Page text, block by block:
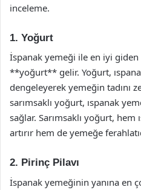
inceleme.
1. Yoğurt
İspanak yemeği ile en iyi giden
**yoğurt** gelir. Yoğurt,
dengeleyerek yemeğin tadını
sarımsaklı yoğurt, ıspanak
sağlar. Sarımsaklı yoğurt, hem
artırır hem de yemeğe
2. Pirinç Pilavı
İspanak yemeğinin yanına en